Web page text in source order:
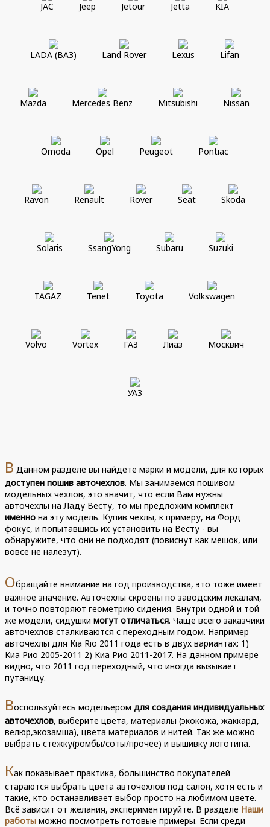
JAC Jeep Jetour Jetta KIA
LADA (ВАЗ) Land Rover Lexus Lifan
Mazda Mercedes Benz Mitsubishi Nissan
Omoda Opel Peugeot Pontiac
Ravon Renault Rover Seat Skoda
Solaris SsangYong Subaru Suzuki
TAGAZ Tenet Toyota Volkswagen
Volvo Vortex ГАЗ Лиаз Москвич
УАЗ
В Данном разделе вы найдете марки и модели, для которых
доступен пошив авточехлов. Мы занимаемся пошивом
модельных чехлов, это значит, что если Вам нужны
авточехлы на Ладу Весту, то мы предложим комплект
именно на эту модель. Купив чехлы, к примеру, на Форд
фокус, и попытавшись их установить на Весту - вы
обнаружите, что они не подходят (повиснут как мешок, или
вовсе не налезут).
Обращайте внимание на год производства, это тоже имеет
важное значение. Авточехлы скроены по заводским лекалам,
и точно повторяют геометрию сидения. Внутри одной и той
же модели, сидушкимогут отличаться. Чаще всего заказчики
авточехлов сталкиваются с переходным годом. Например
авточехлы для Kia Rio 2011 года есть в двух вариантах: 1)
Киа Рио 2005-2011 2) Киа Рио 2011-2017. На данном примере
видно, что 2011 год переходный, что иногда вызывает
путаницу.
Воспользуйтесь модельеромдля создания индивидуальных
авточехлов, выберите цвета, материалы (экокожа, жаккард,
велюр,экозамша), цвета материалов и нитей. Так же можно
выбрать стёжку(ромбы/соты/прочее) и вышивку логотипа.
Как показывает практика, большинство покупателей
стараются выбрать цвета авточехлов под салон, хотя есть и
такие, кто останавливает выбор просто на любимом цвете.
Всё зависит от желания, экспериментируйте. В разделе Наши
работы можно посмотреть готовые примеры. Если среди